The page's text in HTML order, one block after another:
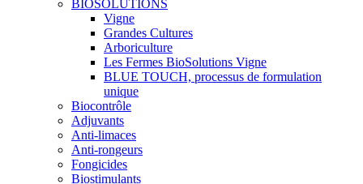
BIOSOLUTIONS
Vigne
Grandes Cultures
Arboriculture
Les Fermes BioSolutions Vigne
BLUE TOUCH, processus de formulation
unique
Biocontrôle
Adjuvants
Anti-limaces
Anti-rongeurs
Fongicides
Biostimulants